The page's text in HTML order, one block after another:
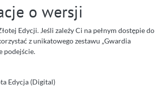
o wersji
Edycji. Jeśli zależy Ci na pełnym dostępie do
z unikatowego zestawu „Gwardia
podejście.
Edycja (Digital)